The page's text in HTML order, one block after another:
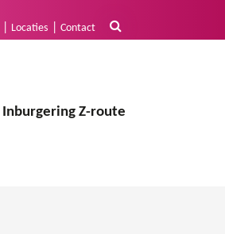
Locaties Contact
Inburgering Z-route